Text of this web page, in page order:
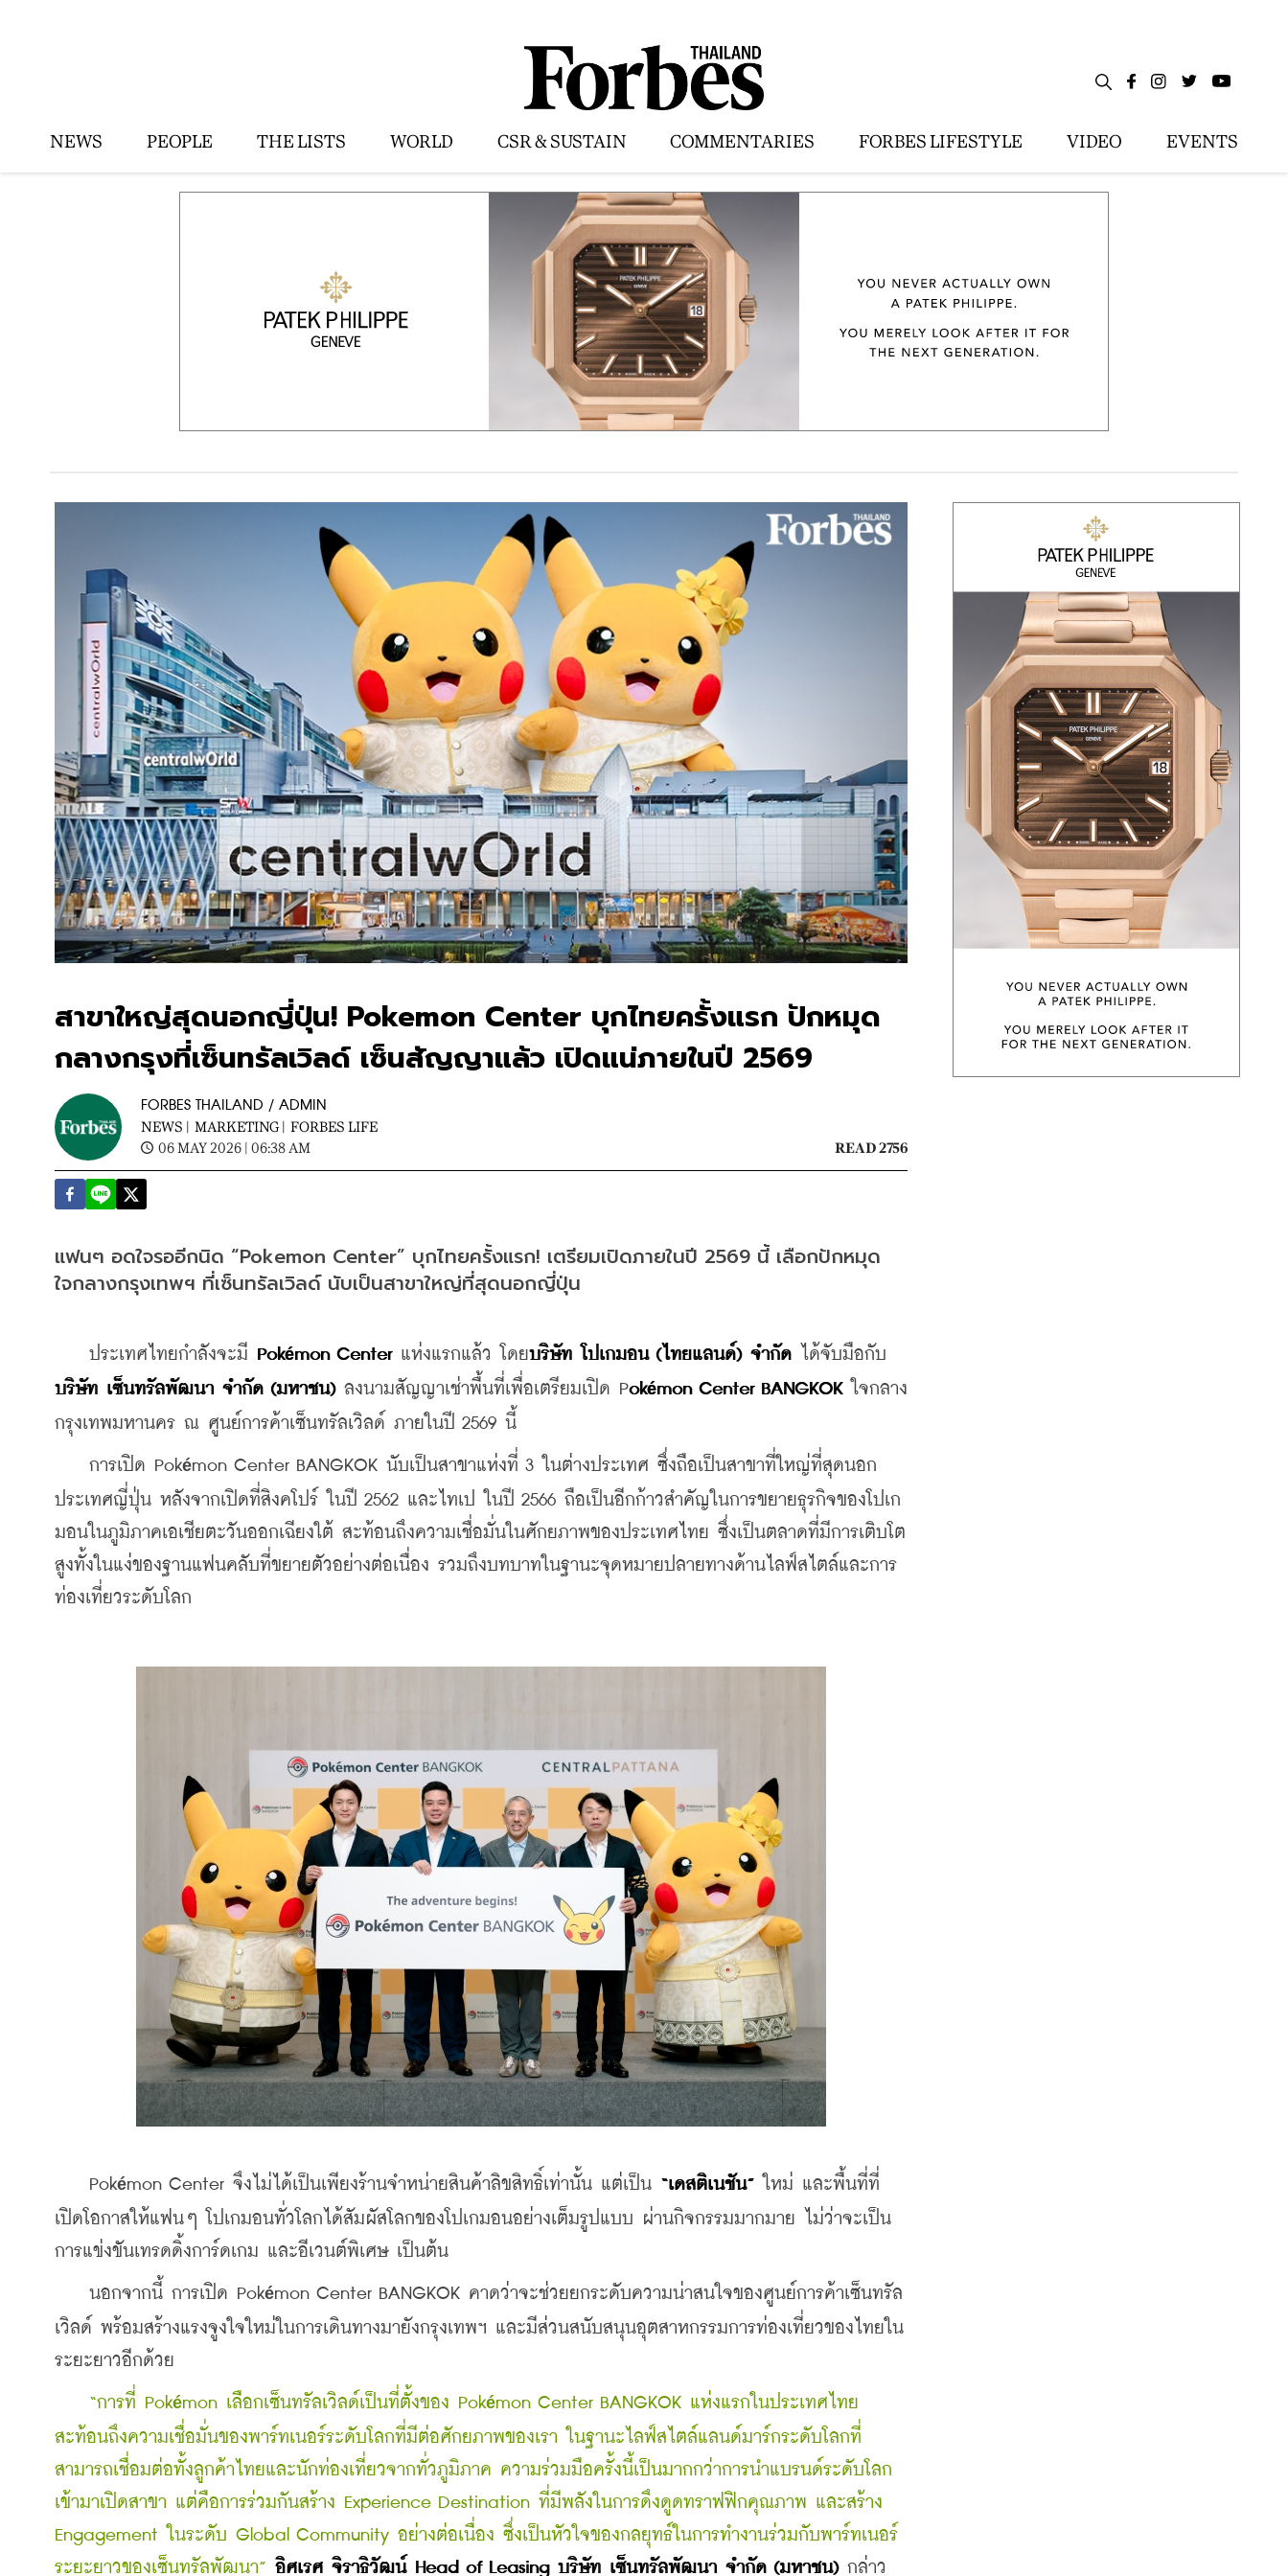
NEWS PEOPLE THE LISTS WORLD CSR & SUSTAIN COMMENTARIES FORBES LIFESTYLE VIDEO EVENTS
สาขาใหญ่สุดนอกญี่ปุ่น! Pokemon Center บุกไทยครั้งแรก ปักหมุด
กลางกรุงที่เซ็นทรัลเวิลด์ เซ็นสัญญาแล้ว เปิดแน่ภายในปี 2569
FORBES THAILAND / ADMIN
NEWS | MARKETING | FORBES LIFE
06 MAY 2026 | 06:38 AM
READ 2756
แฟนๆ อดใจรออีกนิด “Pokemon Center” บุกไทยครั้งแรก! เตรียมเปิดภายในปี 2569 นี้ เลือกปักหมุด
ใจกลางกรุงเทพฯ ที่เซ็นทรัลเวิลด์ นับเป็นสาขาใหญ่ที่สุดนอกญี่ปุ่น
ประเทศไทยกำลังจะมี Pokémon Center แห่งแรกแล้ว โดยบริษัท โปเกมอน (ไทยแลนด์) จำกัด
ได้จับมือกับ
บริษัท เซ็นทรัลพัฒนา จำกัด (มหาชน) ลงนามสัญญาเช่าพื้นที่เพื่อเตรียมเปิด Pokémon Center BANGKOK
ใจกลาง
กรุงเทพมหานคร ณ ศูนย์การค้าเซ็นทรัลเวิลด์ ภายในปี 2569 นี้
การเปิด Pokémon Center BANGKOK นับเป็นสาขาแห่งที่ 3 ในต่างประเทศ ซึ่งถือเป็นสาขาที่ใหญ่ที่สุดนอก
ประเทศญี่ปุ่น หลังจากเปิดที่สิงคโปร์ ในปี 2562 และไทเป ในปี 2566 ถือเป็นอีกก้าวสำคัญในการขยายธุรกิจของโปเก
มอนในภูมิภาคเอเชียตะวันออกเฉียงใต้ สะท้อนถึงความเชื่อมั่นในศักยภาพของประเทศไทย ซึ่งเป็นตลาดที่มีการเติบโต
สูงทั้งในแง่ของฐานแฟนคลับที่ขยายตัวอย่างต่อเนื่อง รวมถึงบทบาทในฐานะจุดหมายปลายทางด้านไลฟ์สไตล์และการ
ท่องเที่ยวระดับโลก
Pokémon Center จึงไม่ได้เป็นเพียงร้านจำหน่ายสินค้าลิขสิทธิ์เท่านั้น แต่เป็น “เดสติเนชัน” ใหม่ และพื้นที่ที่
เปิดโอกาสให้แฟนๆ โปเกมอนทั่วโลกได้สัมผัสโลกของโปเกมอนอย่างเต็มรูปแบบ ผ่านกิจกรรมมากมาย ไม่ว่าจะเป็น
การแข่งขันเทรดดิ้งการ์ดเกม และอีเวนต์พิเศษ เป็นต้น
นอกจากนี้ การเปิด Pokémon Center BANGKOK คาดว่าจะช่วยยกระดับความน่าสนใจของศูนย์การค้าเซ็นทรัล
เวิลด์ พร้อมสร้างแรงจูงใจใหม่ในการเดินทางมายังกรุงเทพฯ และมีส่วนสนับสนุนอุตสาหกรรมการท่องเที่ยวของไทยใน
ระยะยาวอีกด้วย
“การที่ Pokémon เลือกเซ็นทรัลเวิลด์เป็นที่ตั้งของ Pokémon Center BANGKOK แห่งแรกในประเทศไทย
สะท้อนถึงความเชื่อมั่นของพาร์ทเนอร์ระดับโลกที่มีต่อศักยภาพของเรา ในฐานะไลฟ์สไตล์แลนด์มาร์กระดับโลกที่
สามารถเชื่อมต่อทั้งลูกค้าไทยและนักท่องเที่ยวจากทั่วภูมิภาค ความร่วมมือครั้งนี้เป็นมากกว่าการนำแบรนด์ระดับโลก
เข้ามาเปิดสาขา แต่คือการร่วมกันสร้าง Experience Destination ที่มีพลังในการดึงดูดทราฟฟิกคุณภาพ และสร้าง
Engagement ในระดับ Global Community อย่างต่อเนื่อง ซึ่งเป็นหัวใจของกลยุทธ์ในการทำงานร่วมกับพาร์ทเนอร์
ระยะยาวของเซ็นทรัลพัฒนา” อิศเรศ จิราธิวัฒน์ Head of Leasing บริษัท เซ็นทรัลพัฒนา จำกัด (มหาชน) กล่าว